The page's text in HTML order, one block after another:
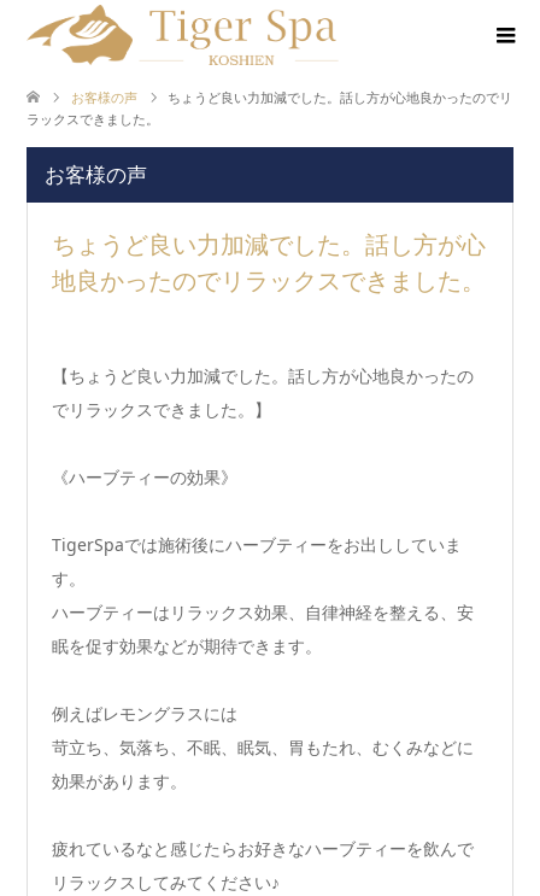
お客様の声
ちょうど良い力加減でした。話し方が心地良かったのでリ
ラックスできました。
お客様の声
ちょうど良い力加減でした。話し方が心
地良かったのでリラックスできました。
【ちょうど良い力加減でした。話し方が心地良かったの
でリラックスできました。】
《ハーブティーの効果》
TigerSpaでは施術後にハーブティーをお出ししていま
す。
ハーブティーはリラックス効果、自律神経を整える、安
眠を促す効果などが期待できます。
例えばレモングラスには
苛立ち、気落ち、不眠、眠気、胃もたれ、むくみなどに
効果があります。
疲れているなと感じたらお好きなハーブティーを飲んで
リラックスしてみてください♪